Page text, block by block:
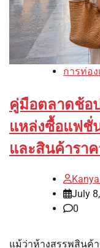
การท่อ
คู่มือตลาดช้อ
แหล่งซื้อแฟชั่
และสินค้ารา
July
0
แม้ว่าห้างสรรพสิน